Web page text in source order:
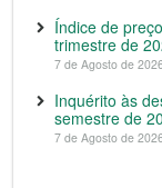
Índice de
trimestre de
7 de Agosto de
Inquérito às
semestre de
7 de Agosto de